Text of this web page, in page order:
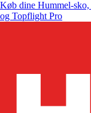
Køb dine Hummel-sko,
og Topflight Pro